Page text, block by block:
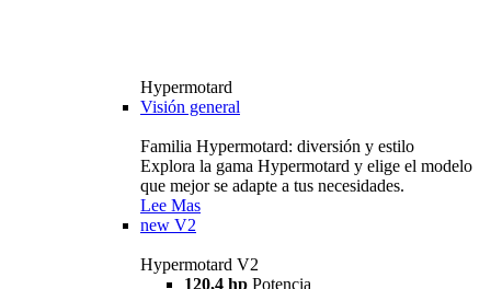
Hypermotard
Visión general
Familia Hypermotard: diversión y estilo
Explora la gama Hypermotard y elige el modelo
que mejor se adapte a tus necesidades.
Lee Mas
new V2
Hypermotard V2
120,4 hp Potencia